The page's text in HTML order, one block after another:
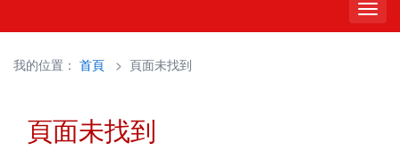
我的位置： 首頁 > 頁面未找到
頁面未找到